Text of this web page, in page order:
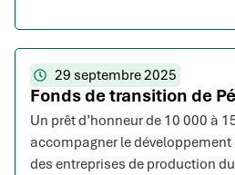
29 septembre 2025
Fonds de transition de
Un prêt d’honneur de 10 000 à
accompagner le
des entreprises de production